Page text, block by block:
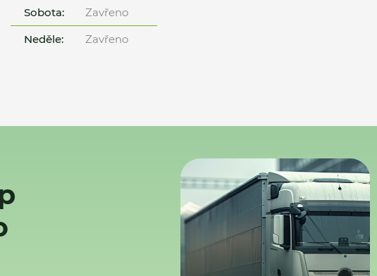
Sobota:
Zavřeno
Neděle:
Zavřeno